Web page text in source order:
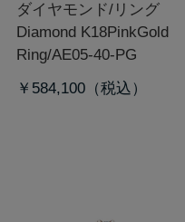
ダイヤモンド/リング
Diamond K18PinkGold
Ring/AE05-40-PG
￥584,100